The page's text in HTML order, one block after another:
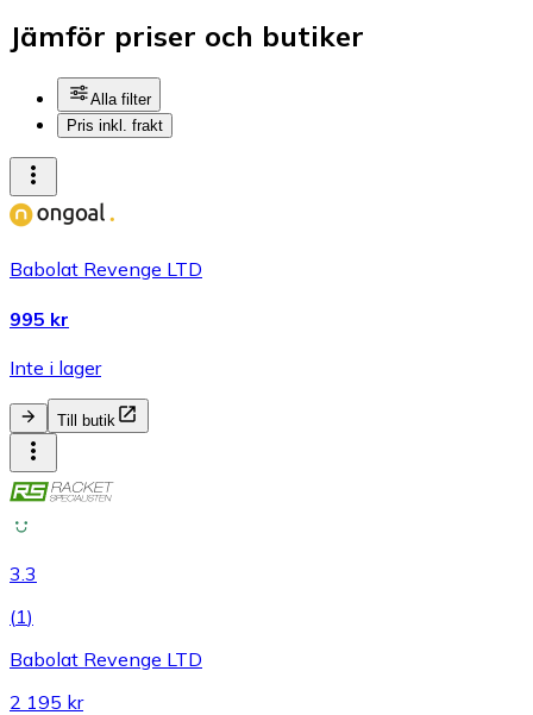
Jämför priser och butiker
Alla filter
Pris inkl. frakt
Babolat Revenge LTD
995 kr
Inte i lager
Till butik
3.3
(1)
Babolat Revenge LTD
2 195 kr